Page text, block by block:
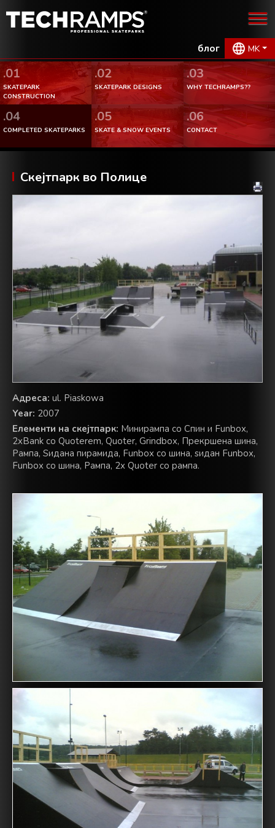
блог MK
.01
SKATEPARK
CONSTRUCTION
.02
SKATEPARK DESIGNS
.03
WHY TECHRAMPS??
.04
COMPLETED SKATEPARKS
.05
SKATE & SNOW EVENTS
.06
CONTACT
Скејтпарк во Полице
Адреса: ul. Piaskowa
Year: 2007
Елементи на скејтпарк: Минирампа со Спин и Funbox,
2xBank со Quoterem, Quoter, Grindbox, Прекршена шина,
Рампа, Ѕидана пирамида, Funbox со шина, ѕидан Funbox,
Funbox со шина, Рампа, 2x Quoter со рампа.